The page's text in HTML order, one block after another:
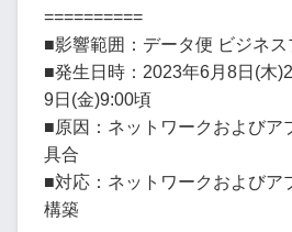
==========
■影響範囲：データ便 ビジネ
■発生日時：2023年6月8日(木
9日(金)9:00頃
■原因：ネットワークおよびア
具合
■対応：ネットワークおよびア
構築